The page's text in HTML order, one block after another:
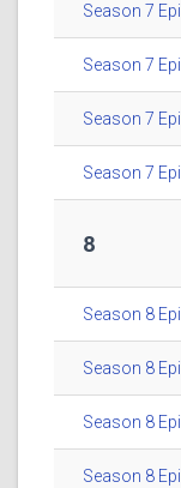
Season 7
Season 7
Season 7
Season 7
8
Season 8
Season 8
Season 8
Season 8